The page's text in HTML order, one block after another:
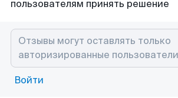
пользователям принять решение
Войти